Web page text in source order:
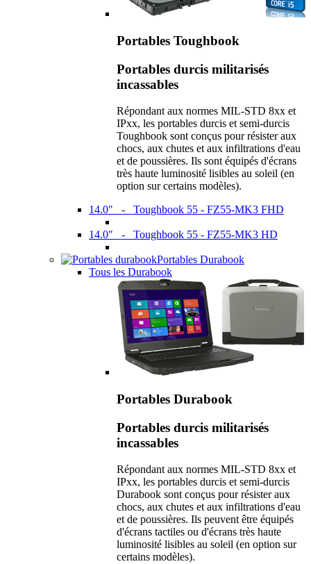
Portables Toughbook
Portables durcis militarisés
incassables
Répondant aux normes MIL-STD 8xx et
IPxx, les portables durcis et semi-durcis
Toughbook sont conçus pour résister aux
chocs, aux chutes et aux infiltrations d'eau
et de poussières. Ils sont équipés d'écrans
très haute luminosité lisibles au soleil (en
option sur certains modèles).
14.0" - Toughbook 55 - FZ55-MK3 FHD
14.0" - Toughbook 55 - FZ55-MK3 HD
Portables Durabook
Tous les Durabook
Portables Durabook
Portables durcis militarisés
incassables
Répondant aux normes MIL-STD 8xx et
IPxx, les portables durcis et semi-durcis
Durabook sont conçus pour résister aux
chocs, aux chutes et aux infiltrations d'eau
et de poussières. Ils peuvent être équipés
d'écrans tactiles ou d'écrans très haute
luminosité lisibles au soleil (en option sur
certains modèles).